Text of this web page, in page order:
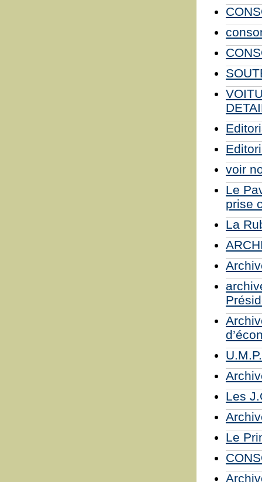
voir
Le
prise
La
Les
Le